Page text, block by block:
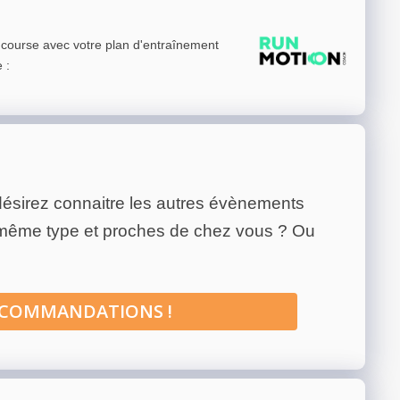
avec votre plan d'entraînement
:
connaitre les autres évènements
type et proches de chez vous ? Ou
!